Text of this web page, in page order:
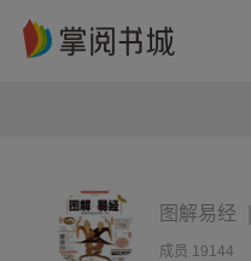
图解易经
成员 19144